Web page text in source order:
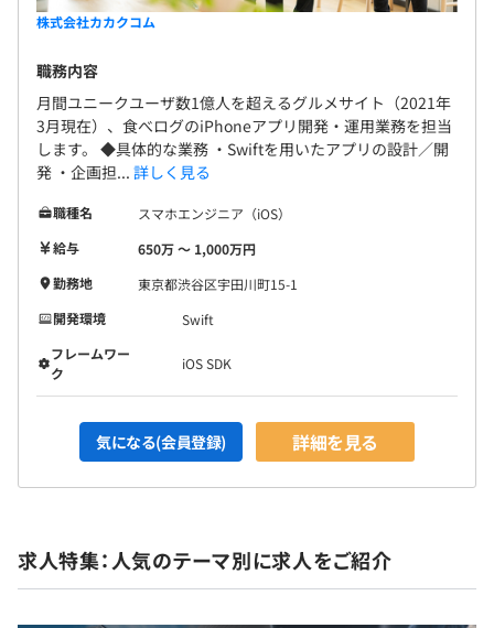
株式会社カカクコム
職務内容
月間ユニークユーザ数1億人を超えるグルメサイト（2021年
3月現在）、食べログのiPhoneアプリ開発・運用業務を担当
します。 ◆具体的な業務 ・Swiftを用いたアプリの設計／開
発 ・企画担... 詳しく見る
職種名
スマホエンジニア（iOS）
給与
650万 〜 1,000万円
勤務地
東京都渋谷区宇田川町15-1
開発環境
Swift
フレームワー
ク
iOS SDK
気になる(会員登録) 詳細を見る
求人特集：人気のテーマ別に求人をご紹介